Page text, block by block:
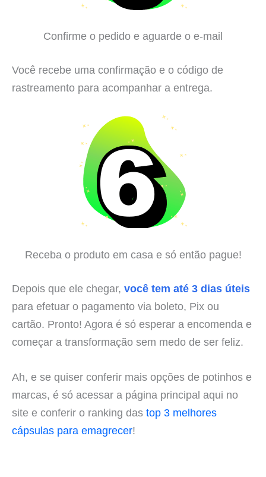
Confirme o pedido e aguarde o e-mail
Você recebe uma confirmação e o código de
rastreamento para acompanhar a entrega.
Receba o produto em casa e só então pague!
Depois que ele chegar, você tem até 3 dias úteis
para efetuar o pagamento via boleto, Pix ou
cartão. Pronto! Agora é só esperar a encomenda e
começar a transformação sem medo de ser feliz.
Ah, e se quiser conferir mais opções de potinhos e
marcas, é só acessar a página principal aqui no
site e conferir o ranking das top 3 melhores
cápsulas para emagrecer!